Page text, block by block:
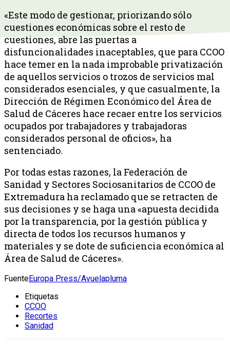
«Este modo de gestionar, priorizando sólo
cuestiones económicas sobre el resto de
cuestiones, abre las puertas a
disfuncionalidades inaceptables, que para CCOO
hace temer en la nada improbable privatización
de aquellos servicios o trozos de servicios mal
considerados esenciales, y que casualmente, la
Dirección de Régimen Económico del Área de
Salud de Cáceres hace recaer entre los servicios
ocupados por trabajadores y trabajadoras
considerados personal de oficios», ha
sentenciado.
Por todas estas razones, la Federación de
Sanidad y Sectores Sociosanitarios de CCOO de
Extremadura ha reclamado que se retracten de
sus decisiones y se haga una «apuesta decidida
por la transparencia, por la gestión pública y
directa de todos los recursos humanos y
materiales y se dote de suficiencia económica al
Área de Salud de Cáceres».
FuenteEuropa Press/Avuelapluma
Etiquetas
CCOO
Recortes
Sanidad